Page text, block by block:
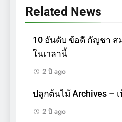
Related News
10 อันดับ ข้อดี กัญชา ส
ในเวลานี้
2 ปี ago
ปลูกต้นไม้ Archives –
2 ปี ago